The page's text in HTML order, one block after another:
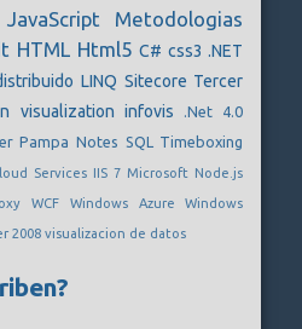
JavaScript Metodologias
HTML Html5 C# css3.NET
LINQ Sitecore Tercer
visualization infovis
.Net 4.0
Pampa Notes SQL Timeboxing
Services IIS 7 Microsoft Node.js
WCF Windows AzureWindows
2008visualizacion de datos